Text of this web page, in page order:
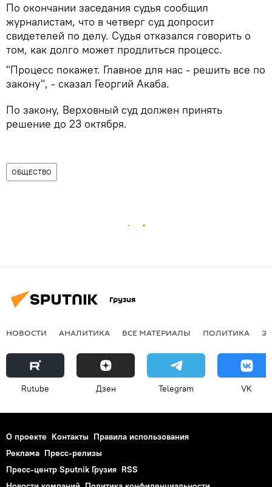
По окончании заседания судья сообщил
журналистам, что в четверг суд допросит
свидетелей по делу. Судья отказался говорить о
том, как долго может продлиться процесс.
"Процесс покажет. Главное для нас - решить все по
закону", - сказал Георгий Акаба.
По закону, Верховный суд должен принять
решение до 23 октября.
ОБЩЕСТВО
Грузия
НОВОСТИ АНАЛИТИКА ВСЕ МАТЕРИАЛЫ ПОЛИТИКА
Rutube Дзен Telegram VK
О проекте Контакты Правила использования
Реклама Пресс-релизы
Пресс-центр Sputnik Грузия RSS